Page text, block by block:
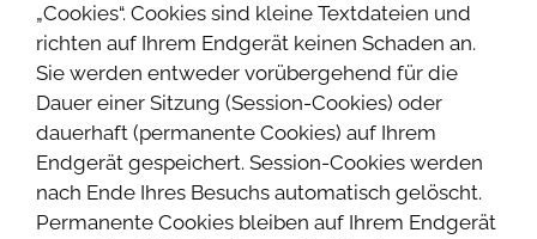
„Cookies“. Cookies sind kleine Textdateien und
richten auf Ihrem Endgerät keinen Schaden an.
Sie werden entweder vorübergehend für die
Dauer einer Sitzung (Session-Cookies) oder
dauerhaft (permanente Cookies) auf Ihrem
Endgerät gespeichert. Session-Cookies werden
nach Ende Ihres Besuchs automatisch gelöscht.
Permanente Cookies bleiben auf Ihrem Endgerät